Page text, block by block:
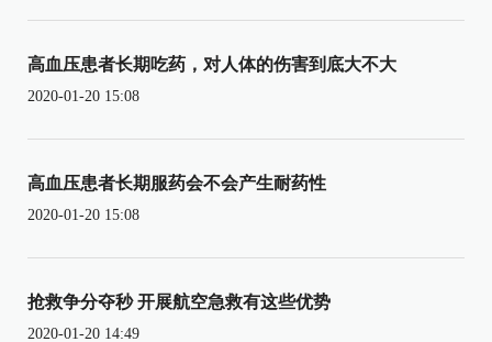
高血压患者长期吃药，对人体的伤害到底大不大
2020-01-20 15:08
高血压患者长期服药会不会产生耐药性
2020-01-20 15:08
抢救争分夺秒 开展航空急救有这些优势
2020-01-20 14:49